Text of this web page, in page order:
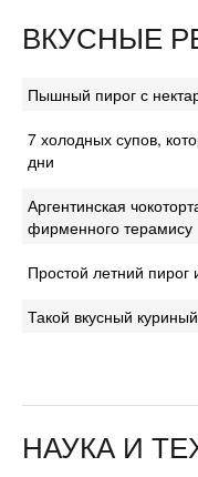
ВКУСНЫЕ
Пышный пирог с
7 холодных супов,
дни
Аргентинская
фирменного терамису
Простой летний пирог
Такой вкусный
НАУКА И